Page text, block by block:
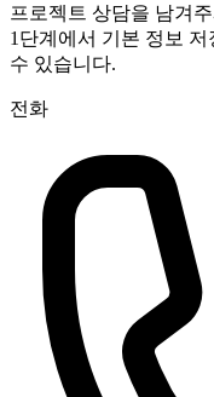
프로젝트 상담을 남겨
1단계에서 기본 정보
수 있습니다.
전화